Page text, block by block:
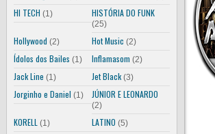
HI TECH (1) HISTÓRIA DO FUNK
(25)
Hollywood (2) Hot Music (2)
Ídolos dos Bailes (1) Inflamasom (2)
Jack Line (1) Jet Black (3)
Jorginho e Daniel (1) JÚNIOR E LEONARDO
(2)
KORELL (1) LATINO (5)